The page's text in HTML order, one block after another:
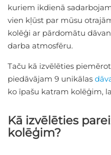
kuriem ikdienā
vien kļūst par mūsu
kolēģi ar pārdomātu
darba atmosfēru.
Taču kā izvēlēties
piedāvājam 9 unikālas
ko īpašu katram kolēģim,
Kā izvēlēties
kolēģim?